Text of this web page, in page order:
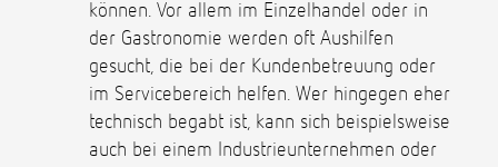
können. Vor allem im Einzelhandel oder in
der Gastronomie werden oft Aushilfen
gesucht, die bei der Kundenbetreuung oder
im Servicebereich helfen. Wer hingegen eher
technisch begabt ist, kann sich beispielsweise
auch bei einem Industrieunternehmen oder